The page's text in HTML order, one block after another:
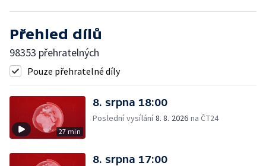
Přehled dílů
98353 přehratelných
Pouze přehratelné díly
27 min
8. srpna 18:00
Poslední vysílání8. 8. 2026 na ČT24
8. srpna 17:00